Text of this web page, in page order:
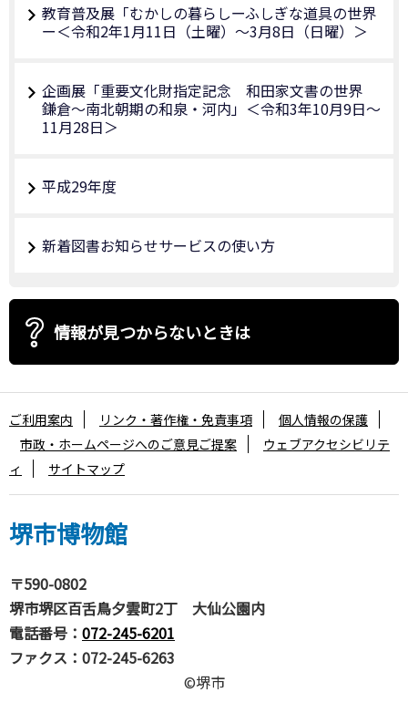
教育普及展「むかしの暮らしーふしぎな道具の世界
ー＜令和2年1月11日（土曜）～3月8日（日曜）＞
企画展「重要文化財指定記念 和田家文書の世界
鎌倉～南北朝期の和泉・河内」＜令和3年10月9日～
11月28日＞
平成29年度
新着図書お知らせサービスの使い方
情報が見つからないときは
堺市博物館
〒590-0802
堺市堺区百舌鳥夕雲町2丁 大仙公園内
電話番号： 072-245-6201
ファクス：072-245-6263
ご利用案内 リンク・著作権・免責事項
個人情報の保護
市政・ホームページへのご意見ご提案
ウェブアクセシビリテ
ィ
サイトマップ
©堺市